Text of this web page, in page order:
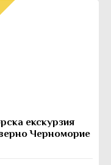
екскурзия
Черноморие